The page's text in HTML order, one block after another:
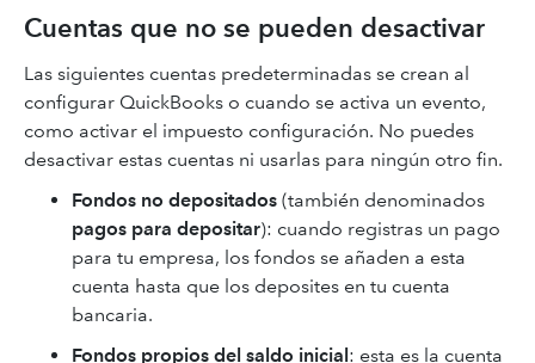
Cuentas que no se pueden desactivar
Las siguientes cuentas predeterminadas se crean al
configurar QuickBooks o cuando se activa un evento,
como activar el impuesto configuración. No puedes
desactivar estas cuentas ni usarlas para ningún otro fin.
Fondos no depositados (también denominados
pagos para depositar): cuando registras un pago
para tu empresa, los fondos se añaden a esta
cuenta hasta que los deposites en tu cuenta
bancaria.
Fondos propios del saldo inicial: esta es la cuenta